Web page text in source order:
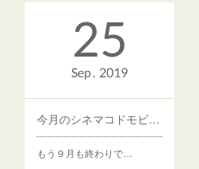
25
Sep 2019
今月のシネマコドモビジュツ
もう９月も終わりで…